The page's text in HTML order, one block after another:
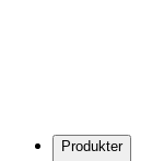
Produkter